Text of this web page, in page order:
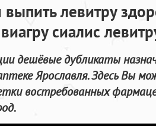
выпить левитру
сиалис
дешёвые дубликаты
Ярославля. Здесь Вы
востребованных